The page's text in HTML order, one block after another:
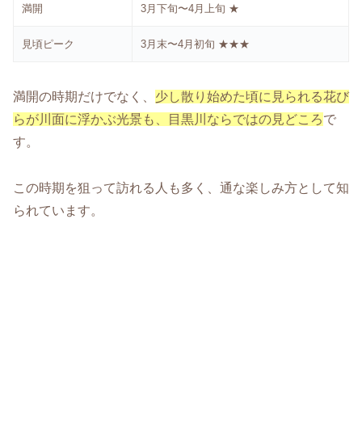
満開 3月下旬〜4月上旬 ★
見頃ピーク 3月末〜4月初旬 ★★★
満開の時期だけでなく、 少し散り始めた頃に見られる花び
らが川面に浮かぶ光景も、目黒川ならではの見どころで
す。
この時期を狙って訪れる人も多く、通な楽しみ方として知
られています。